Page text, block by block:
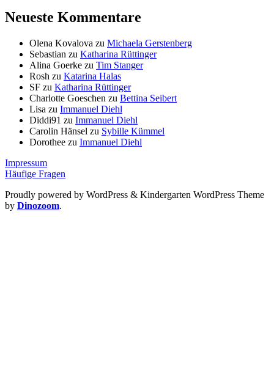
Neueste Kommentare
Olena Kovalova zu Michaela Gerstenberg
Sebastian zu Katharina Rüttinger
Alina Goerke zu Tim Stanger
Rosh zu Katarina Halas
SF zu Katharina Rüttinger
Charlotte Goeschen zu Bettina Seibert
Lisa zu Immanuel Diehl
Diddi91 zu Immanuel Diehl
Carolin Hänsel zu Sybille Kümmel
Dorothee zu Immanuel Diehl
Impressum
Häufige Fragen
Proudly powered by WordPress & Kindergarten WordPress Theme
by Dinozoom.